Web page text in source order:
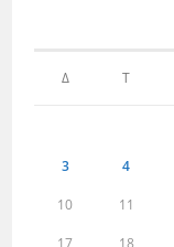
Δ Τ
3 4
10 11